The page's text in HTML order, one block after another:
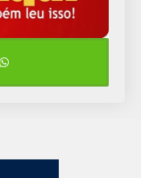
15°C 10°C